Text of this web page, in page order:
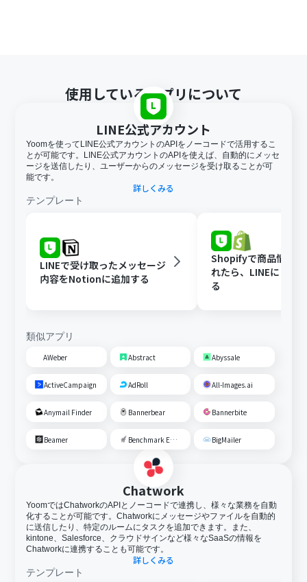
使用しているアプリについて
LINE公式アカウント
Yoomを使ってLINE公式アカウントのAPIをノーコードで活用するこ
とが可能です。LINE公式アカウントのAPIを使えば、自動的にメッセ
ージを送信したり、ユーザーからのメッセージを受け取ることが可
能です。
詳しくみる
テンプレート
LINEで受け取ったメッセージ
内容をNotionに追加する
Shopifyで商品情報が
れたら、LINEに自動
る
類似アプリ
AWeber Abstract Abyssale
ActiveCampaign AdRoll All-Images.ai
Anymail Finder Bannerbear Bannerbite
Beamer Benchmark Email BigMailer
Chatwork
YoomではChatworkのAPIとノーコードで連携し、様々な業務を自動
化することが可能です。Chatworkにメッセージやファイルを自動的
に送信したり、特定のルームにタスクを追加できます。また、
kintone、Salesforce、クラウドサインなど様々なSaaSの情報を
Chatworkに連携することも可能です。
詳しくみる
テンプレート